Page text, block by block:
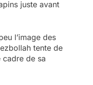
juste avant
l’image des
tente de
cadre de sa